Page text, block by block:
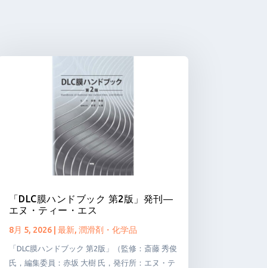
「DLC膜ハンドブック 第2版」発刊―
エヌ・ティー・エス
8月 5, 2026| 最新, 潤滑剤・化学品
「DLC膜ハンドブック 第2版」（監修：斎藤 秀俊
氏，編集委員：赤坂 大樹 氏，発行所：エヌ・テ